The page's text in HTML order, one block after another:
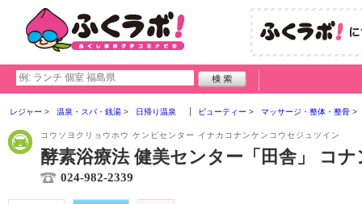
レジャー 温泉・スパ・銭湯 日帰り温泉 ビューティー マッサージ・整体・整骨
コウソヨクリョウホウ ケンビセンター イナカコナンケンコウセジュツイン
酵素浴療法 健美センター「田舎」 コナ
024-982-2339